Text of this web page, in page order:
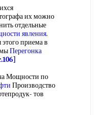
их можно
отдельные
явления.
приема в
Перегонка
Мощности по
Производство
тов